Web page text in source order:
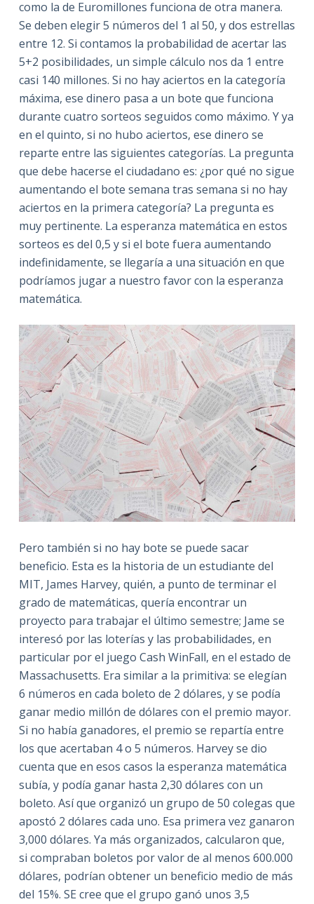
como la de Euromillones funciona de otra manera.
Se deben elegir 5 números del 1 al 50, y dos estrellas
entre 12. Si contamos la probabilidad de acertar las
5+2 posibilidades, un simple cálculo nos da 1 entre
casi 140 millones. Si no hay aciertos en la categoría
máxima, ese dinero pasa a un bote que funciona
durante cuatro sorteos seguidos como máximo. Y ya
en el quinto, si no hubo aciertos, ese dinero se
reparte entre las siguientes categorías. La pregunta
que debe hacerse el ciudadano es: ¿por qué no sigue
aumentando el bote semana tras semana si no hay
aciertos en la primera categoría? La pregunta es
muy pertinente. La esperanza matemática en estos
sorteos es del 0,5 y si el bote fuera aumentando
indefinidamente, se llegaría a una situación en que
podríamos jugar a nuestro favor con la esperanza
matemática.
Pero también si no hay bote se puede sacar
beneficio. Esta es la historia de un estudiante del
MIT, James Harvey, quién, a punto de terminar el
grado de matemáticas, quería encontrar un
proyecto para trabajar el último semestre; Jame se
interesó por las loterías y las probabilidades, en
particular por el juego Cash WinFall, en el estado de
Massachusetts. Era similar a la primitiva: se elegían
6 números en cada boleto de 2 dólares, y se podía
ganar medio millón de dólares con el premio mayor.
Si no había ganadores, el premio se repartía entre
los que acertaban 4 o 5 números. Harvey se dio
cuenta que en esos casos la esperanza matemática
subía, y podía ganar hasta 2,30 dólares con un
boleto. Así que organizó un grupo de 50 colegas que
apostó 2 dólares cada uno. Esa primera vez ganaron
3,000 dólares. Ya más organizados, calcularon que,
si compraban boletos por valor de al menos 600.000
dólares, podrían obtener un beneficio medio de más
del 15%. SE cree que el grupo ganó unos 3,5